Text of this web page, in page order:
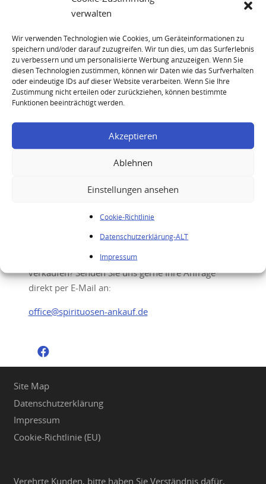
verwalten
Wir verwenden Technologien wie Cookies, um Geräteinformationen zu
speichern und/oder darauf zuzugreifen. Wir tun dies, um das Surferlebnis
zu verbessern und um personalisierte Werbung anzuzeigen. Wenn Sie
diesen Technologien zustimmen, können wir Daten wie das Surfverhalten
oder eindeutige IDs auf dieser Website verarbeiten. Wenn Sie Ihre
Zustimmung nicht erteilen oder zurückziehen, können bestimmte
Funktionen beeinträchtigt werden.
Akzeptieren
Ablehnen
Einstellungen ansehen
Cookie-Richtlinie
Datenschutzerklärung-ALT
Impressum
Kweichow Moutai (25)
Portwein (21)
Rum (23)
Whisky (83)
Remy Martin Louis XIII Rare Cask 43,8 Cognac
Ihre Anfrage
Sie möchten Ihre hochwertigen Spirituosen
verkaufen? Senden Sie uns gerne Ihre Anfrage
direkt per E-Mail an:
office@spirituosen-ankauf.de
Site Map
Datenschutzerklärung
Impressum
Cookie-Richtlinie (EU)
Verehrte Kunden, bitte haben Sie Verständnis dafür,